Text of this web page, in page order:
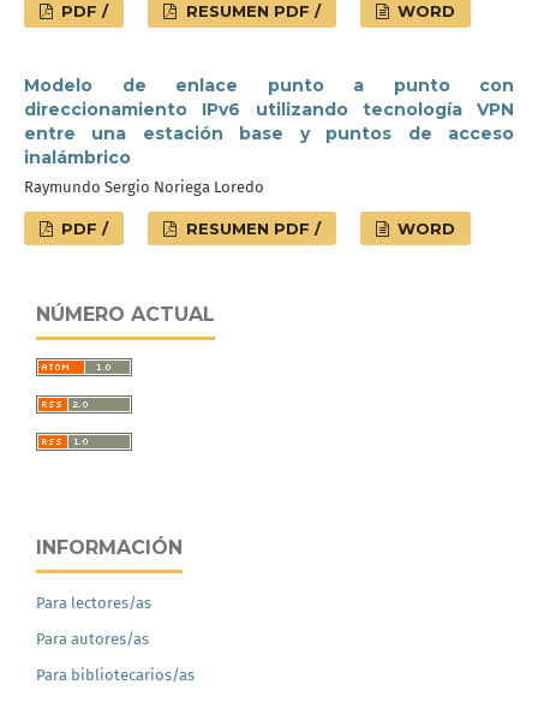
PDF / RESUMEN PDF / WORD
Modelo de enlace punto a punto con
direccionamiento IPv6 utilizando tecnología VPN
entre una estación base y puntos de acceso
inalámbrico
Raymundo Sergio Noriega Loredo
PDF / RESUMEN PDF / WORD
NÚMERO ACTUAL
INFORMACIÓN
Para lectores/as
Para autores/as
Para bibliotecarios/as